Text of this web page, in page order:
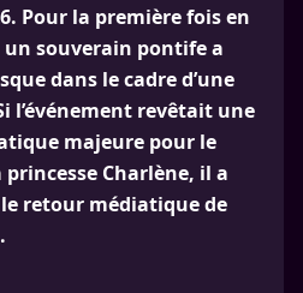
Pour la première fois en
un souverain pontife a
dans le cadre d’une
l’événement revêtait une
majeure pour le
Charlène, il a
retour médiatique de